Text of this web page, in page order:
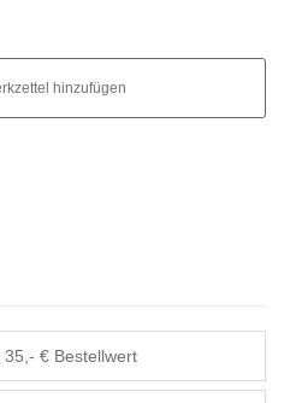
hinzufügen
€ Bestellwert